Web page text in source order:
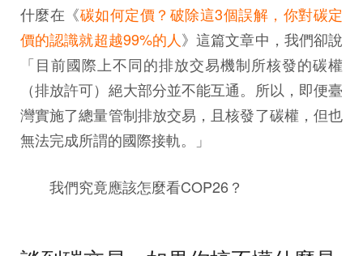
什麼在《碳如何定價？破除這3個誤解，你對碳定
價的認識就超越99%的人》這篇文章中，我們卻說
「目前國際上不同的排放交易機制所核發的碳權
（排放許可）絕大部分並不能互通。所以，即便臺
灣實施了總量管制排放交易，且核發了碳權，但也
無法完成所謂的國際接軌。」
我們究竟應該怎麼看COP26？